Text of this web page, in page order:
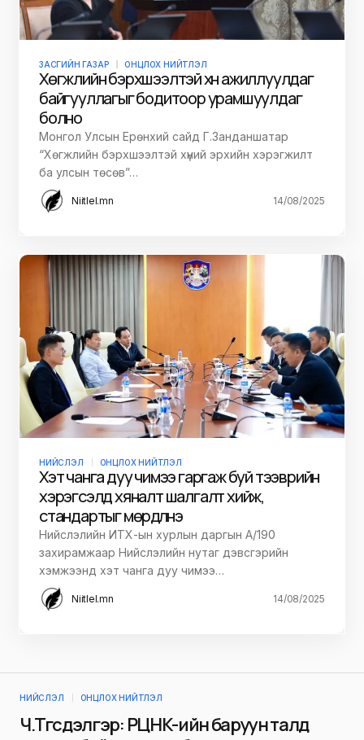
ЗАСГИЙН ГАЗАР ОНЦЛОХ НИЙТЛЭЛ
Хөгжлийн бэрхшээлтэй хүн ажиллуулдаг
байгууллагыг бодитоор урамшуулдаг
болно
Монгол Улсын Ерөнхий сайд Г.Занданшатар
“Хөгжлийн бэрхшээлтэй хүний эрхийн хэрэгжилт
ба улсын төсөв”…
Niitlel.mn 14/08/2025
НИЙСЛЭЛ ОНЦЛОХ НИЙТЛЭЛ
Хэт чанга дуу чимээ гаргаж буй тээврийн
хэрэгсэлд хяналт шалгалт хийж,
стандартыг мөрдүүлнэ
Нийслэлийн ИТХ-ын хурлын даргын А/190
захирамжаар Нийслэлийн нутаг дэвсгэрийн
хэмжээнд хэт чанга дуу чимээ…
Niitlel.mn 14/08/2025
НИЙСЛЭЛ ОНЦЛОХ НИЙТЛЭЛ
Ч.Төгсдэлгэр: РЦНК-ийн баруун талд